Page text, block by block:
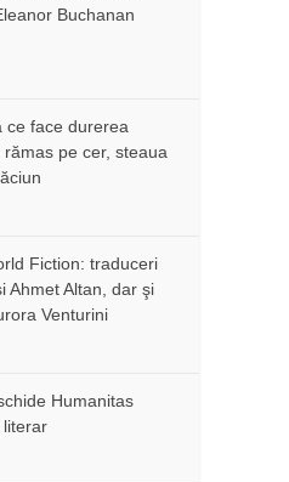
Buchanan
ce face durerea
pe cer, steaua
Fiction: traduceri
Ahmet Altan, dar şi
Venturini
Humanitas
literar